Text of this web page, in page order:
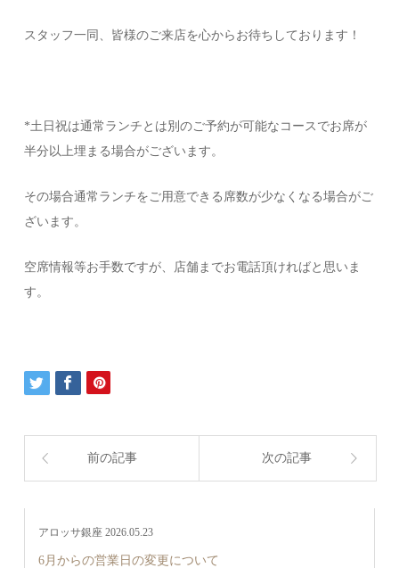
スタッフ一同、皆様のご来店を心からお待ちしております！
*土日祝は通常ランチとは別のご予約が可能なコースでお席が
半分以上埋まる場合がございます。
その場合通常ランチをご用意できる席数が少なくなる場合がご
ざいます。
空席情報等お手数ですが、店舗までお電話頂ければと思いま
す。
前の記事 次の記事
アロッサ銀座 2026.05.23
6月からの営業日の変更について